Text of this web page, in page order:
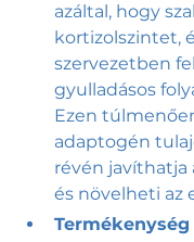
azáltal, hogy
kortizolszintet,
szervezetben
gyulladásos
Ezen
adaptogén
révén javíthatja
és növelheti az